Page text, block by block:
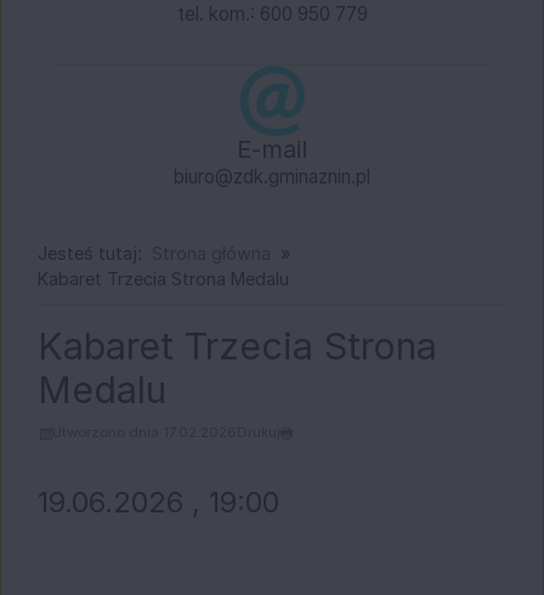
tel. kom.: 600 950 779
E-mail
biuro@zdk.gminaznin.pl
Jesteś tutaj:
Strona główna
Kabaret Trzecia Strona Medalu
Kabaret Trzecia Strona
Medalu
19.06.2026 , 19:00